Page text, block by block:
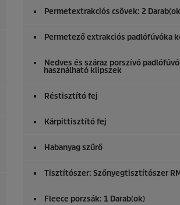
Permetextrakciós csövek: 2
Permetező extrakciós padlófúvóka
Nedves és száraz porszívó
használható klipszek
Réstisztító fej
Kárpittisztító fej
Habanyag szűrő
Tisztítószer: Szőnyegtisztítószer
Fleece porzsák: 1 Darab(ok)